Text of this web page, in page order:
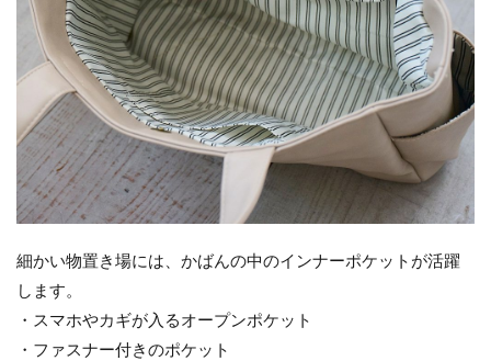
細かい物置き場には、かばんの中のインナーポケットが活躍
します。
・スマホやカギが入るオープンポケット
・ファスナー付きのポケット